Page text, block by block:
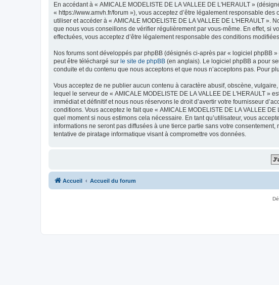
En accédant à « AMICALE MODELISTE DE LA VALLEE DE L'HERAULT »
« https://www.amvh.fr/forum »), vous acceptez d’être légalement responsable
utiliser et accéder à « AMICALE MODELISTE DE LA VALLEE DE L'HERAULT
que nous vous conseillons de vérifier régulièrement par vous-même. En effet, si
effectuées, vous acceptez d’être légalement responsable des conditions
Nos forums sont développés par phpBB (désignés ci-après par « logiciel phpBB
peut être téléchargé sur le site de phpBB (en anglais). Le logiciel phpBB a pour
conduite et du contenu que nous acceptons et que nous n’acceptons pas. Pour
Vous acceptez de ne publier aucun contenu à caractère abusif, obscène,
lequel le serveur de « AMICALE MODELISTE DE LA VALLEE DE L'HERAULT
immédiat et définitif et nous nous réservons le droit d’avertir votre fournisseur
conditions. Vous acceptez le fait que « AMICALE MODELISTE DE LA VALLEE
quel moment si nous estimons cela nécessaire. En tant qu’utilisateur, vous
informations ne seront pas diffusées à une tierce partie sans votre
tentative de piratage informatique visant à compromettre vos données.
Accueil Accueil du forum